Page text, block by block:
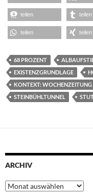
teilen teilen
teilen teilen
68 PROZENT
EXISTENZGRUNDLAGE
KONTEXT: WOCHENZEITUNG
STEINBÜHLTUNNEL
ARCHIV
Archiv